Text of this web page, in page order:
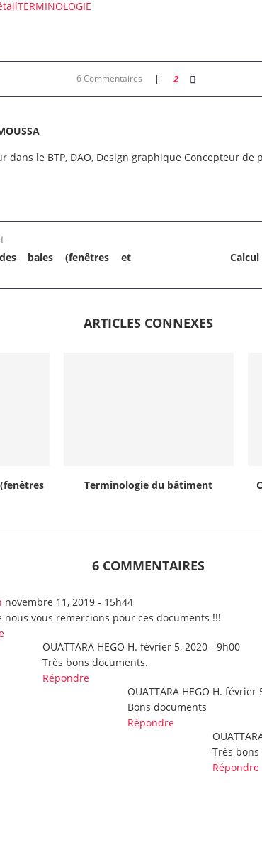
TERMINOLOGIE
6 Commentaires 2
dans le BTP, DAO, Design graphique Concepteur de
baies (fenêtres et
ARTICLES CONNEXES
Terminologie du bâtiment
6 COMMENTAIRES
novembre 11, 2019 - 15h44
nous vous remercions pour ces documents !!!
OUATTARA HEGO H. février 5, 2020 - 9h00
Très bons documents.
Répondre
OUATTARA HEGO H. février
Bons documents
Répondre
Très
Répondre